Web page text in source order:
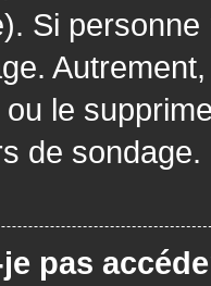
Si personne
le
de sondage.
pas